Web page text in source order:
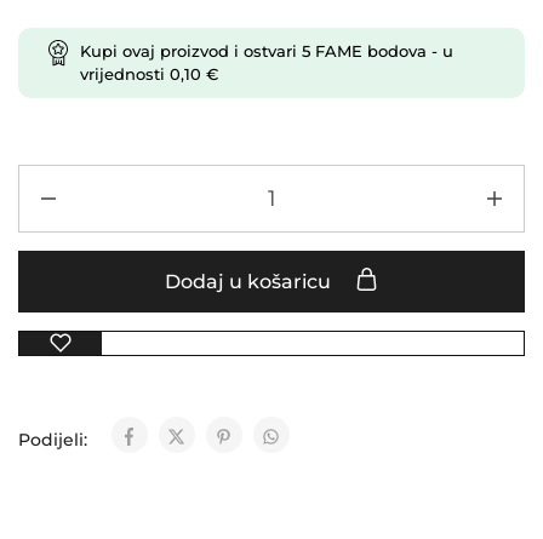
Kupi ovaj proizvod i ostvari 5 FAME bodova - u
vrijednosti 0,10 €
Dodaj u košaricu
Podijeli: